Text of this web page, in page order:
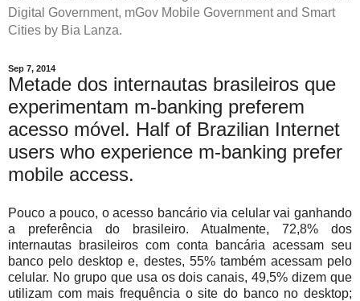
Digital Government, mGov Mobile Government and Smart
Cities by Bia Lanza.
Sep 7, 2014
Metade dos internautas brasileiros que
experimentam m-banking preferem
acesso móvel. Half of Brazilian Internet
users who experience m-banking prefer
mobile access.
Pouco a pouco, o acesso bancário via celular vai ganhando
a preferência do brasileiro. Atualmente, 72,8% dos
internautas brasileiros com conta bancária acessam seu
banco pelo desktop e, destes, 55% também acessam pelo
celular. No grupo que usa os dois canais, 49,5% dizem que
utilizam com mais frequência o site do banco no desktop;